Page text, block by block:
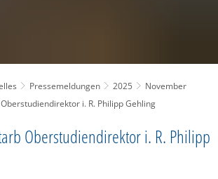
Pressemeldungen 2025
November
i. R. Philipp Gehling
Oberstudiendirektor i. R. Philipp